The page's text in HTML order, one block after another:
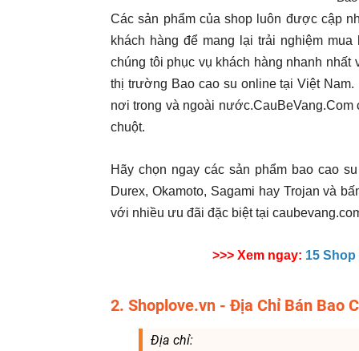
Các sản phẩm của shop luôn được cập
khách hàng để mang lại trải nghiệm
chúng tôi phục vụ khách hàng nhanh
thị trường Bao cao su online tại Việt
nơi trong và ngoài
chuột.
Hãy chọn ngay các sản phẩm bao cao
Durex, Okamoto, Sagami hay Trojan và
với nhiều ưu đãi đặc biệt tại
>>> Xem ngay: 15
2. Shoplove.vn - Địa Chỉ Bán Bao
Địa chỉ: